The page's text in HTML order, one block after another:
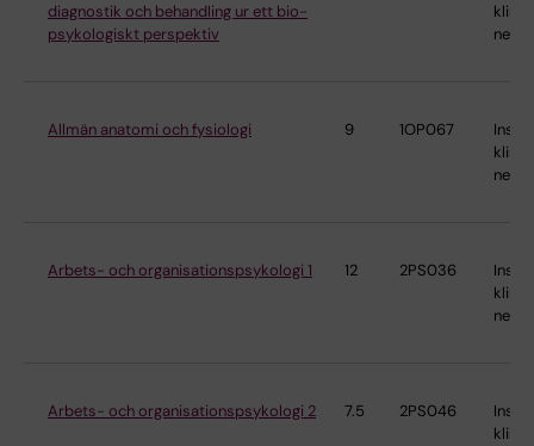
diagnostik och behandling ur ett bio-
psykologiskt perspektiv
Allmän anatomi och fysiologi 9 1OP067
Arbets- och organisationspsykologi 1 12 2PS036
Arbets- och organisationspsykologi 2 7.5 2PS046